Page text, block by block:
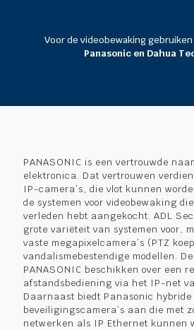
Voor de videobewaking
Panasonic en Dahua
PANASONIC is een vertrouwde
elektronica. Dat vertrouwen
IP-camera’s, die vlot kunnen
de systemen voor videobewaking
verleden hebt aangekocht. ADL
grote variëteit van systemen voor,
vaste megapixelcamera’s (PTZ
vandalismebestendige modellen.
PANASONIC beschikken over een
afstandsbediening via het IP-net
Daarnaast biedt Panasonic
beveiligingscamera’s aan die met
netwerken als IP Ethernet kunnen